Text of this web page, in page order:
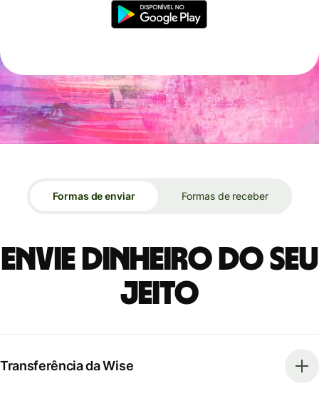
Formas de enviar Formas de receber
Envie dinheiro do seu
jeito
Transferência da Wise